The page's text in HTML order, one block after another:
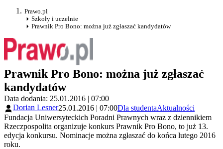
Prawo.pl
Szkoły i uczelnie
Prawnik Pro Bono: można już zgłaszać kandydatów
Prawnik Pro Bono: można już zgłaszać
kandydatów
Data dodania: 25.01.2016 | 07:00
Dorian Lesner25.01.2016 | 07:00Dla studentaAktualności
Fundacja Uniwersyteckich Poradni Prawnych wraz z dziennikiem
Rzeczpospolita organizuje konkurs Prawnik Pro Bono, to już 13.
edycja konkursu. Nominacje można zgłaszać do końca lutego 2016
roku.